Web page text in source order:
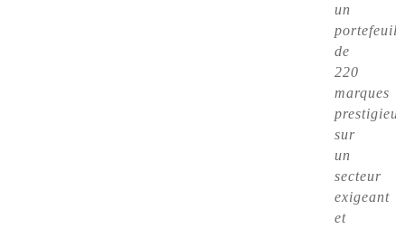
un
de
220
marques
sur
un
secteur
exigeant
et